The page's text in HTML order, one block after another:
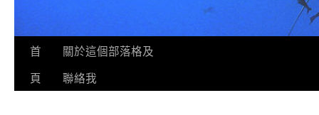
首
頁
關於這個部落格及
聯絡我